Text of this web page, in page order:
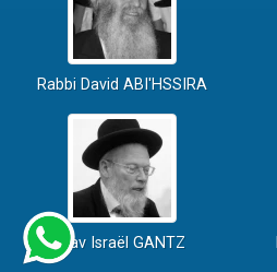
Rabbi David ABI'HSSIRA
Rav Israël GANTZ